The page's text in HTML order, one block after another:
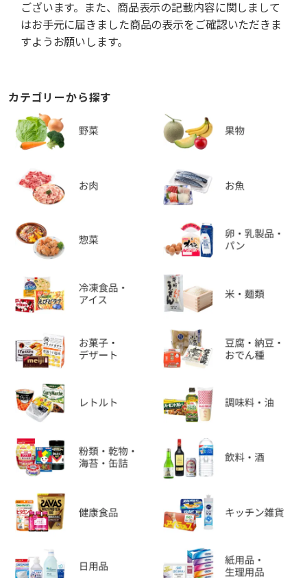
ございます。また、商品表示の記載内容に関しまして
はお手元に届きました商品の表示をご確認いただきま
すようお願いします。
カテゴリーから探す